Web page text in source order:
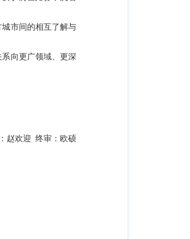
市间的相互了解与
向更广领域、更深
欢迎 终审：欧硕